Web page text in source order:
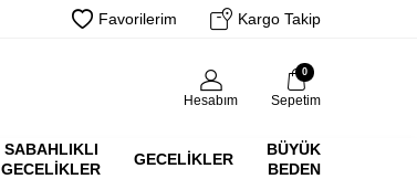
Favorilerim Kargo Takip
Hesabım
0
Sepetim
SABAHLIKLI
GECELIKLER
GECELIKLER
BÜYÜK
BEDEN